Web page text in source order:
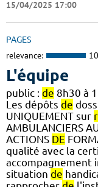
15/04/2025 17:00
PAGES
relevance:
L'équipe
public : de 8h30 à
Les dépôts de
UNIQUEMENT sur
AMBULANCIERS
ACTIONS DE
qualité avec la
accompagnement
situation de